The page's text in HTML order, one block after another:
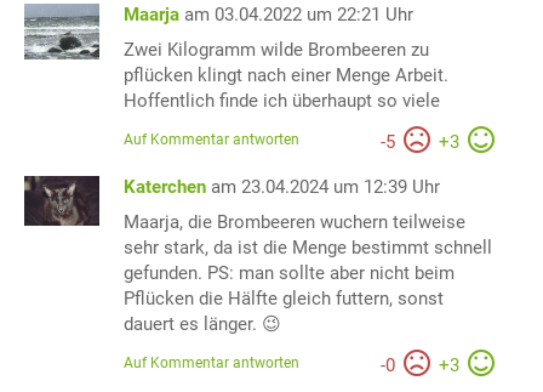
Maarja am 03.04.2022 um 22:21 Uhr
Zwei Kilogramm wilde Brombeeren zu
pflücken klingt nach einer Menge Arbeit.
Hoffentlich finde ich überhaupt so viele
-5 +3
Auf Kommentar antworten
Katerchen am 23.04.2024 um 12:39 Uhr
Maarja, die Brombeeren wuchern teilweise
sehr stark, da ist die Menge bestimmt schnell
gefunden. PS: man sollte aber nicht beim
Pflücken die Hälfte gleich futtern, sonst
dauert es länger. 😉
-0 +3
Auf Kommentar antworten